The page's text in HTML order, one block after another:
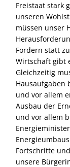
Freistaat stark
unseren
müssen unser
Fordern statt
Wirtschaft gibt
Gleichzeitig
Hausaufgaben
und vor allem
Ausbau der
und vor allem
Fortschritte
unsere